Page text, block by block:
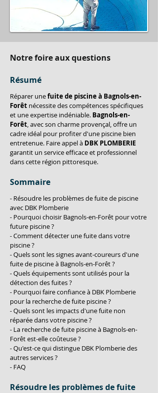
Notre foire aux questions
Résumé
Réparer une fuite de piscine à Bagnols-en-
Forêt nécessite des compétences spécifiques
et une expertise indéniable. Bagnols-en-
Forêt, avec son charme provençal, offre un
cadre idéal pour profiter d'une piscine bien
entretenue. Faire appel à DBK PLOMBERIE
garantit un service efficace et professionnel
dans cette région pittoresque.
Sommaire
- Résoudre les problèmes de fuite de piscine
avec DBK Plomberie
- Pourquoi choisir Bagnols-en-Forêt pour votre
future piscine ?
- Comment détecter une fuite dans votre
piscine ?
- Quels sont les signes avant-coureurs d'une
fuite de piscine à Bagnols-en-Forêt ?
- Quels équipements sont utilisés pour la
détection des fuites ?
- Pourquoi faire confiance à DBK Plomberie
pour la recherche de fuite piscine ?
- Quels sont les impacts d'une fuite non
réparée dans votre piscine ?
- La recherche de fuite piscine à Bagnols-en-
Forêt est-elle coûteuse ?
- Qu'est-ce qui distingue DBK Plomberie des
autres services ?
- FAQ
Résoudre les problèmes de fuite